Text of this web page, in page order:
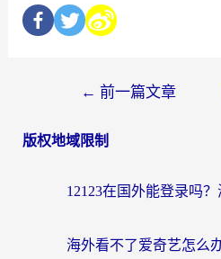
← 前一篇文章
版权地域限制